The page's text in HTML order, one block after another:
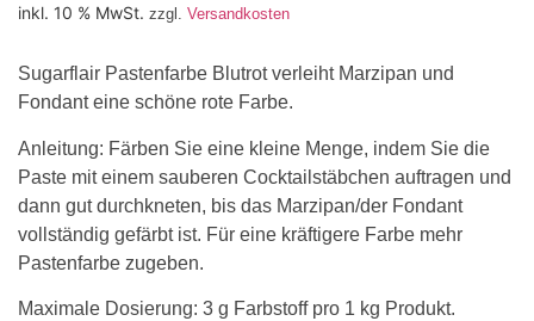
inkl. 10 % MwSt. zzgl. Versandkosten
Sugarflair Pastenfarbe Blutrot verleiht Marzipan und
Fondant eine schöne rote Farbe.
Anleitung: Färben Sie eine kleine Menge, indem Sie die
Paste mit einem sauberen Cocktailstäbchen auftragen und
dann gut durchkneten, bis das Marzipan/der Fondant
vollständig gefärbt ist. Für eine kräftigere Farbe mehr
Pastenfarbe zugeben.
Maximale Dosierung: 3 g Farbstoff pro 1 kg Produkt.